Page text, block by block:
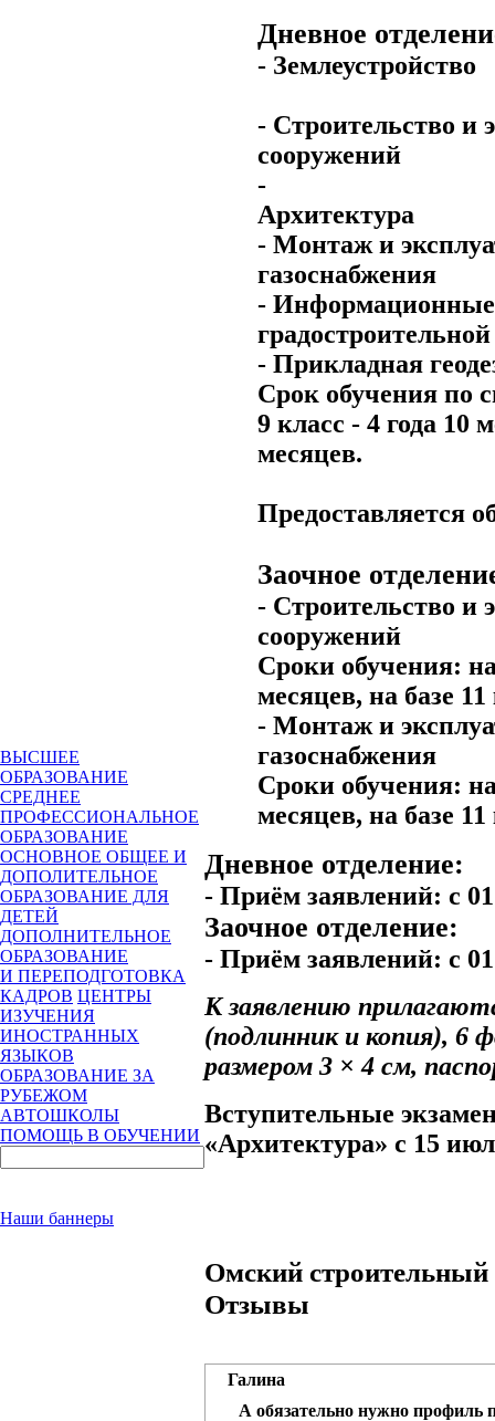
ВЫСШЕЕ
ОБРАЗОВАНИЕ
СРЕДНЕЕ
ПРОФЕССИОНАЛЬНОЕ
ОБРАЗОВАНИЕ
ОСНОВНОЕ ОБЩЕЕ И
ДОПОЛИТЕЛЬНОЕ
ОБРАЗОВАНИЕ ДЛЯ
ДЕТЕЙ
ДОПОЛНИТЕЛЬНОЕ
ОБРАЗОВАНИЕ
И ПЕРЕПОДГОТОВКА
КАДРОВ ЦЕНТРЫ
ИЗУЧЕНИЯ
ИНОСТРАННЫХ
ЯЗЫКОВ
ОБРАЗОВАНИЕ ЗА
РУБЕЖОМ
АВТОШКОЛЫ
ПОМОЩЬ В ОБУЧЕНИИ
Наши баннеры
Дневное
- Землеустройство
- Строительство и
сооружений
-
Архитектура
- Монтаж и
газоснабжения
- Информационные
- Прикладная
Срок обучения по
9 класс - 4 года 10
месяцев.
Предоставляется
Заочное
- Строительство и
сооружений
Сроки обучения: на
месяцев, на базе
- Монтаж и
газоснабжения
Сроки обучения: на
месяцев, на базе
Дневное отделение:
- Приём заявлений: с
Заочное отделение:
- Приём заявлений: с
К заявлению
(подлинник и копия), 6
размером 3 × 4 см,
Вступительные
«Архитектура» с 15
Омский
Отзывы
Галина
А обязательно нужно профиль